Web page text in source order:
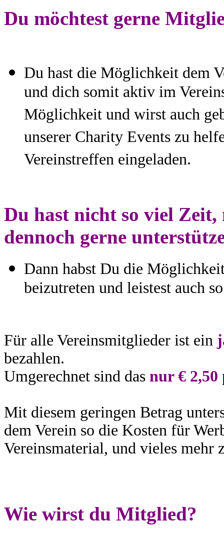
Du möchtest gerne
Du hast die Möglichkeit dem
und dich somit aktiv im
Möglichkeit und wirst auch
unserer Charity Events zu
Vereinstreffen eingeladen.
Du hast nicht so viel Zeit,
dennoch gerne
Dann habst Du die
beizutreten und leistest auch
Für alle Vereinsmitglieder ist ein
bezahlen.
Umgerechnet sind das nur € 2,50
Mit diesem geringen Betrag
dem Verein so die Kosten für
Vereinsmaterial, und vieles mehr
Wie wirst du Mitglied?